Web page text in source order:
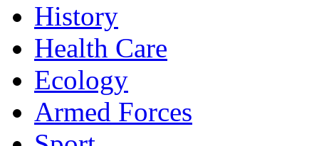
History
Health Care
Ecology
Armed Forces